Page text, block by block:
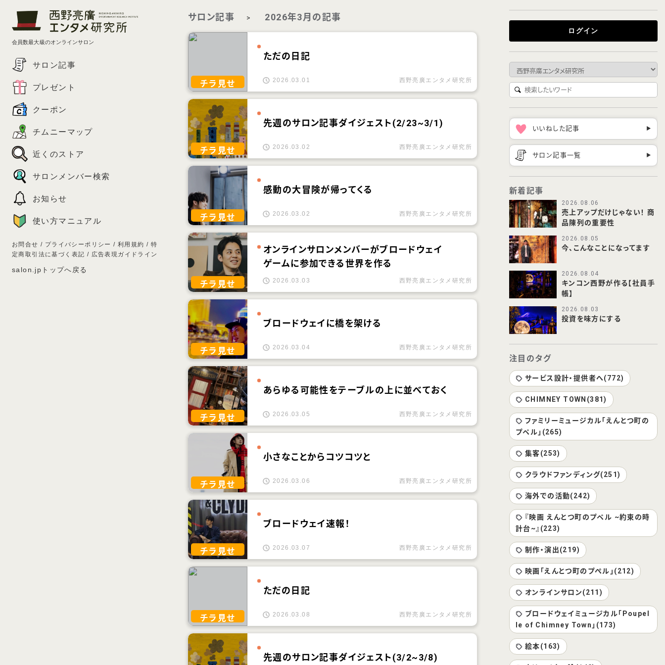
会員数最大級のオンラインサロン
サロン記事
プレゼント
クーポン
チムニーマップ
近くのストア
サロンメンバー検索
お知らせ
使い方マニュアル
お問合せ / プライバシーポリシー / 利用規約 / 特
定商取引法に基づく表記 / 広告表現ガイドライン
salon.jpトップへ戻る
サロン記事 > 2026年3月の記事
チラ見せ
ただの日記
2026.03.01 西野亮廣エンタメ研究所
チラ見せ
先週のサロン記事ダイジェスト(2/23~3/1)
2026.03.02 西野亮廣エンタメ研究所
チラ見せ
感動の大冒険が帰ってくる
2026.03.02 西野亮廣エンタメ研究所
チラ見せ
オンラインサロンメンバーがブロードウェイ
ゲームに参加できる世界を作る
2026.03.03 西野亮廣エンタメ研究所
チラ見せ
ブロードウェイに橋を架ける
2026.03.04 西野亮廣エンタメ研究所
チラ見せ
あらゆる可能性をテーブルの上に並べておく
2026.03.05 西野亮廣エンタメ研究所
チラ見せ
小さなことからコツコツと
2026.03.06 西野亮廣エンタメ研究所
チラ見せ
ブロードウェイ速報！
2026.03.07 西野亮廣エンタメ研究所
チラ見せ
ただの日記
2026.03.08 西野亮廣エンタメ研究所
先週のサロン記事ダイジェスト(3/2~3/8)
ログイン
いいねした記事 ▶︎
サロン記事一覧 ▶︎
新着記事
2026.08.06
売上アップだけじゃない！ 商
品陳列の重要性
2026.08.05
今、こんなことになってます
2026.08.04
キンコン西野が作る【社員手
帳】
2026.08.03
投資を味方にする
注目のタグ
サービス設計・提供者へ(772)
CHIMNEY TOWN(381)
ファミリーミュージカル「えんとつ町の
プペル」(265)
集客(253)
クラウドファンディング(251)
海外での活動(242)
『映画 えんとつ町のプペル ~約束の時
計台~』(223)
制作・演出(219)
映画「えんとつ町のプぺル」(212)
オンラインサロン(211)
ブロードウェイミュージカル「Poupel
le of Chimney Town」(173)
絵本(163)